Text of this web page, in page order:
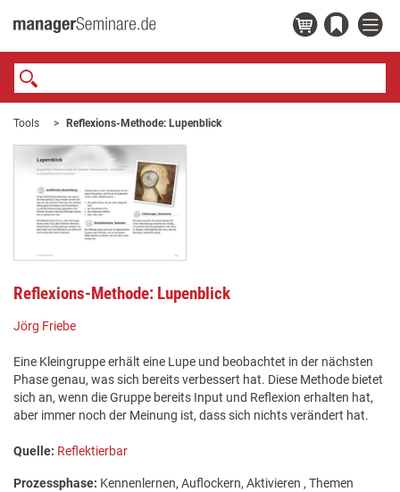
Tools Reflexions-Methode: Lupenblick
Reflexions-Methode: Lupenblick
Jörg Friebe
Eine Kleingruppe erhält eine Lupe und beobachtet in der nächsten
Phase genau, was sich bereits verbessert hat. Diese Methode bietet
sich an, wenn die Gruppe bereits Input und Reflexion erhalten hat,
aber immer noch der Meinung ist, dass sich nichts verändert hat.
Quelle: Reflektierbar
Prozessphase: Kennenlernen, Auflockern, Aktivieren , Themen